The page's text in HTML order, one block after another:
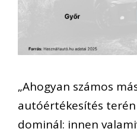
„Ahogyan számos
autóértékesítés
dominál: innen